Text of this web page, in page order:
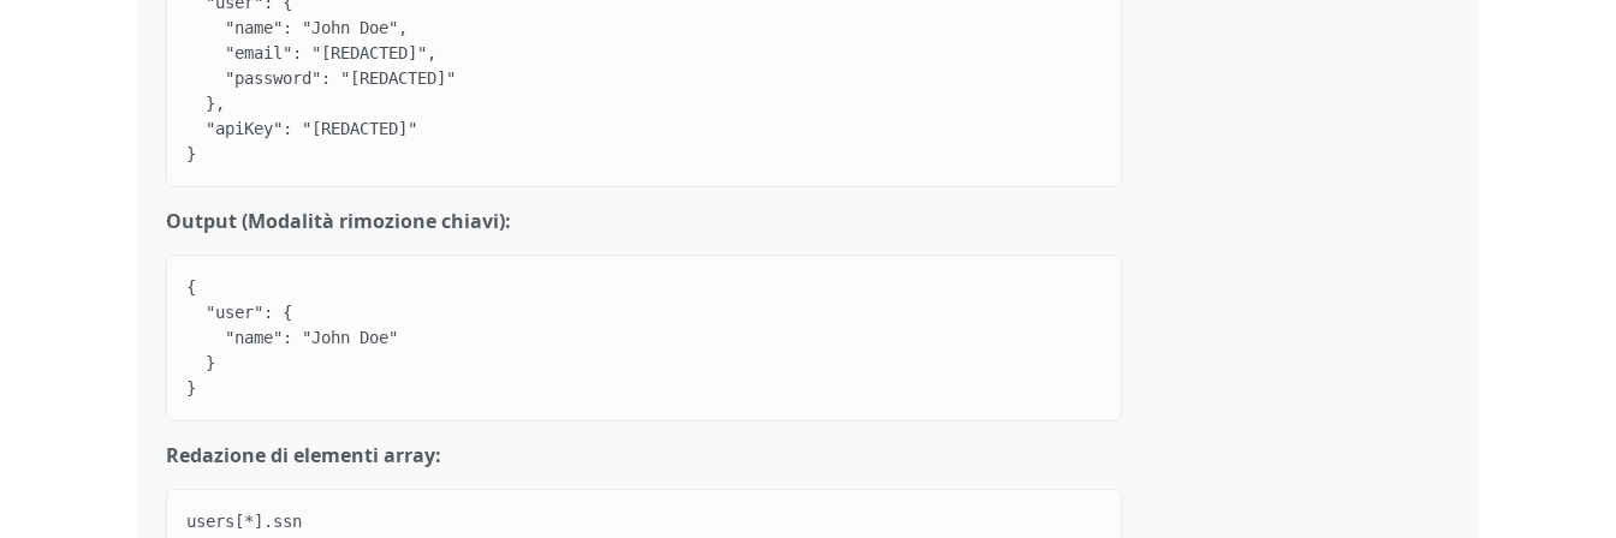
    "name": "John Doe",
    "email": "[REDACTED]",
    "password": "[REDACTED]"
  },
  "apiKey": "[REDACTED]"
}
Output (Modalità rimozione chiavi):
{
  "user": {
    "name": "John Doe"
  }
}
Redazione di elementi array:
users[*].ssn